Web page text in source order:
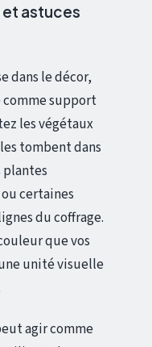
astuces
dans le décor,
support
les végétaux
tombent dans
plantes
certaines
du coffrage.
que vos
unité visuelle
agir comme